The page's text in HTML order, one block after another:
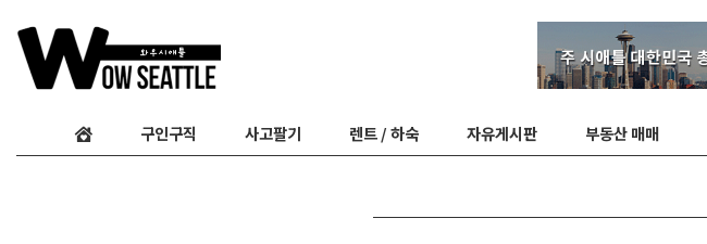
구인구직 사고팔기 렌트 / 하숙 자유게시판 부동산 매매